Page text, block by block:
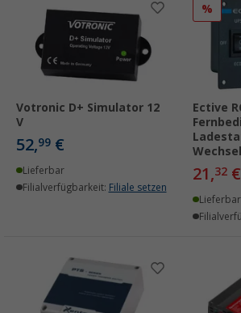
Votronic D+ Simulator 12
V
52,99 €
Lieferbar
Filialverfügbarkeit: Filiale setzen
%
Ective
21,32 €
Lieferbar